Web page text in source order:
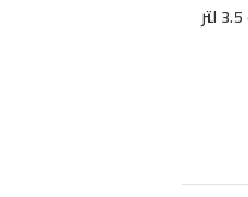
100457 - قلاية هوائية نادكو 3.5 لتر